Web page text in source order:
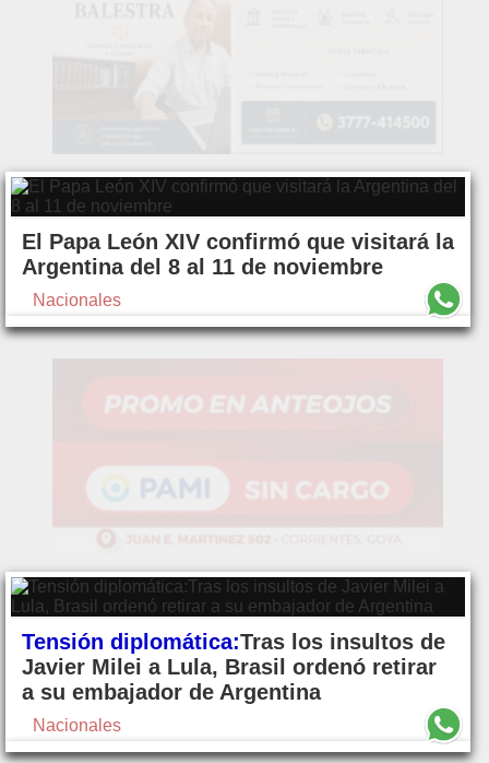
El Papa León XIV confirmó que visitará la
Argentina del 8 al 11 de noviembre
Nacionales
Tensión diplomática:Tras los insultos de
Javier Milei a Lula, Brasil ordenó retirar
a su embajador de Argentina
Nacionales